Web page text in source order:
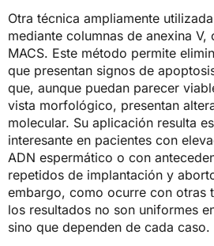
Otra técnica ampliamente
mediante columnas de anexina
MACS. Este método permite
que presentan signos de
que, aunque puedan parecer
vista morfológico, presentan
molecular. Su aplicación resulta
interesante en pacientes con
ADN espermático o con
repetidos de implantación y
embargo, como ocurre con otras
los resultados no son uniformes
sino que dependen de cada caso.